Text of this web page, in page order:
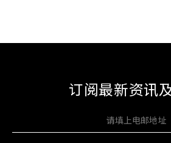
订阅最新资讯